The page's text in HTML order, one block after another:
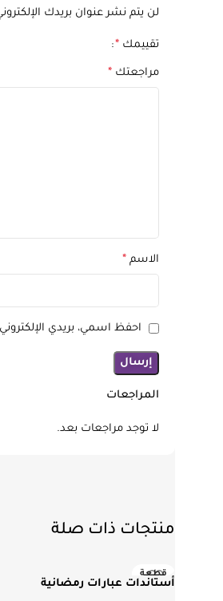
المراجعات
لا توجد مراجعات بعد.
لن يتم نشر عنوان بريدك
تقييمك *
مراجعتك *
الاسم *
احفظ اسمي، بريدي
منتجات ذات صلة
قطعة
أستاندات عبارات رمضانية